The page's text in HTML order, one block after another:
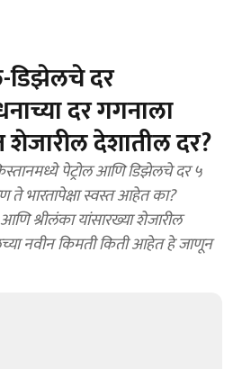
डिझेलचे दर
दर गगनाला
देशातील दर?
पेट्रोल आणि डिझेलचे दर ५
भारतापेक्षा स्वस्त आहेत का?
श्रीलंका यांसारख्या शेजारील
नवीन किमती किती आहेत हे जाणून